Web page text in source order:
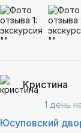
Кристина
1 день
Юсуповский